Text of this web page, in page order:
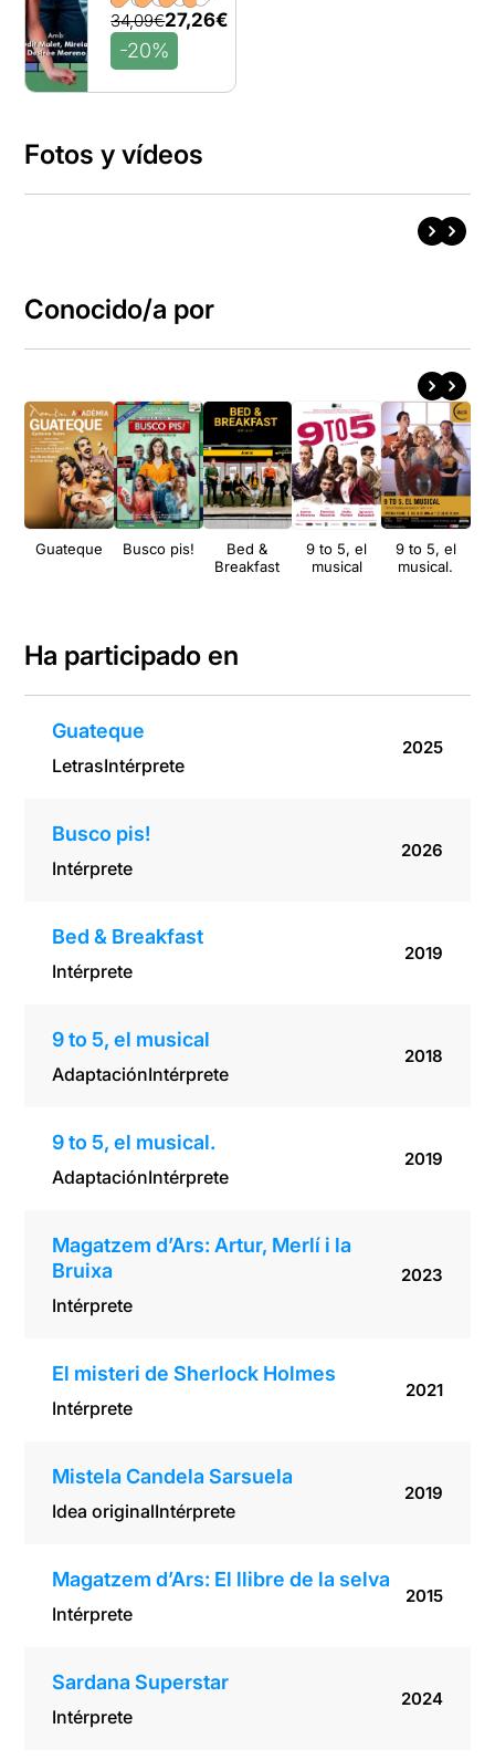
34,09€27,26€
-20%
Fotos y vídeos
Conocido/a por
Guateque Busco pis!
Bed &
Breakfast
9 to 5, el
musical
9 to 5, el
musical.
Ha participado en
Guateque
LetrasIntérprete
2025
Busco pis!
Intérprete
2026
Bed & Breakfast
Intérprete
2019
9 to 5, el musical
AdaptaciónIntérprete
2018
9 to 5, el musical.
AdaptaciónIntérprete
2019
Magatzem d’Ars: Artur, Merlí i la
Bruixa
Intérprete
2023
El misteri de Sherlock Holmes
Intérprete
2021
Mistela Candela Sarsuela
Idea originalIntérprete
2019
Magatzem d’Ars: El llibre de la selva
Intérprete
2015
Sardana Superstar
Intérprete
2024